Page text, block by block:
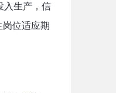
入生产，信
位适应期